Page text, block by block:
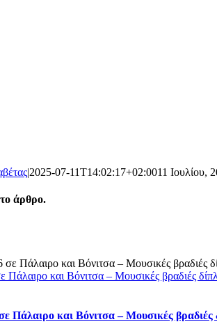
|2025-07-11T14:02:17+02:0011 Ιουλίου,
άρθρο.
Πάλαιρο και Βόνιτσα – Μουσικές βραδιές
Πάλαιρο και Βόνιτσα – Μουσικές